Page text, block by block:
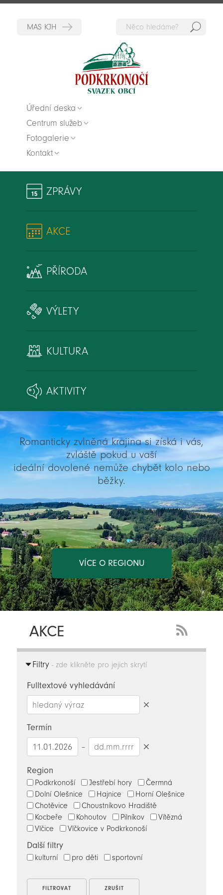
Úřední deska
Centrum služeb
Fotogalerie
Kontakt
ZPRÁVY
AKCE
PŘÍRODA
VÝLETY
KULTURA
AKTIVITY
Romanticky zvlněná krajina si získá i vás,
zvláště pokud u vaší
ideální dovolené nemůže chybět kolo nebo
běžky.
VÍCE O REGIONU
AKCE
Feed
Filtry- zde klikněte pro jejich skrytí
Fulltextové vyhledávání
Termín
–
Region
Podkrkonoší Jestřebí hory
Čermná
Dolní Olešnice
Hajnice
Horní Olešnice
Chotěvice
Choustníkovo Hradiště
Kocbeře
Kohoutov Pilníkov
Vítězná
Vlčice
Vlčkovice v Podkrkonoší
Další filtry
kulturní pro děti sportovní